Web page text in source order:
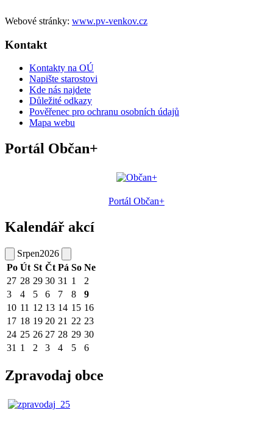
Webové stránky: www.pv-venkov.cz
Kontakt
Kontakty na OÚ
Napište starostovi
Kde nás najdete
Důležité odkazy
Pověřenec pro ochranu osobních údajů
Mapa webu
Portál Občan+
Portál Občan+
Kalendář akcí
Srpen2026
Po Út St Čt Pá So Ne
27 28 29 30 31 1
2
3
4 5 6 7 8
9
10 11 12 13 14 15 16
17 18 19 20 21 22 23
24 25 26 27 28 29 30
31 1 2 3 4 5 6
Zpravodaj obce